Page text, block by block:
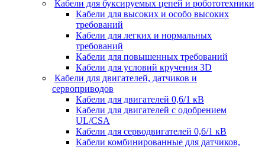
Кабели для буксируемых цепей и робототехники
Кабели для высоких и особо высоких
требований
Кабели для легких и нормальных
требований
Кабели для повышенных требований
Кабели для условий кручения 3D
Кабели для двигателей, датчиков и
сервоприводов
Кабели для двигателей 0,6/1 кВ
Кабели для двигателей с одобрением
UL/CSA
Кабели для серводвигателей 0,6/1 кВ
Кабели комбинированные для датчиков,